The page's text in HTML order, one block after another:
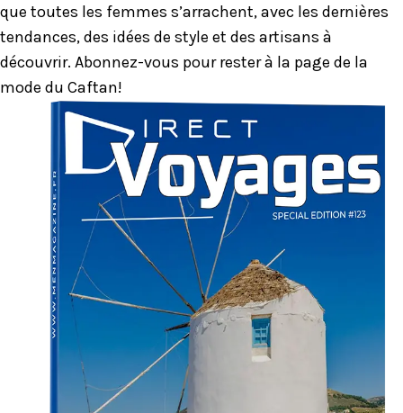
que toutes les femmes s’arrachent, avec les dernières
tendances, des idées de style et des artisans à
découvrir. Abonnez-vous pour rester à la page de la
mode du Caftan!